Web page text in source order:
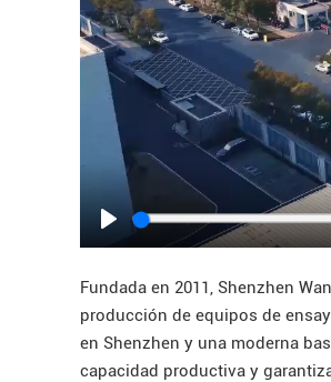
Play
Fundada en 2011, Shenzhen
producción de equipos de
en Shenzhen y una moderna
capacidad productiva y